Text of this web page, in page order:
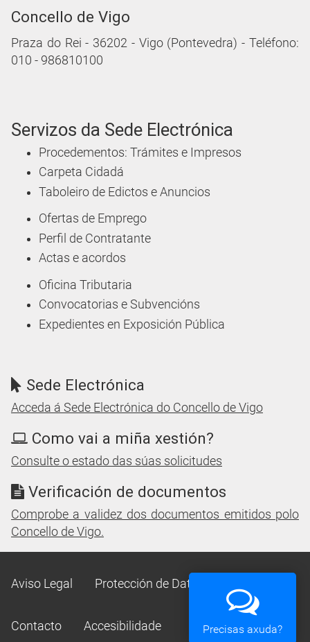
Concello de Vigo
Praza do Rei - 36202 - Vigo (Pontevedra) - Teléfono:
010 - 986810100
Servizos da Sede Electrónica
Procedementos: Trámites e Impresos
Carpeta Cidadá
Taboleiro de Edictos e Anuncios
Ofertas de Emprego
Perfil de Contratante
Actas e acordos
Oficina Tributaria
Convocatorias e Subvencións
Expedientes en Exposición Pública
Sede Electrónica
Acceda á Sede Electrónica do Concello de Vigo
Como vai a miña xestión?
Consulte o estado das súas solicitudes
Verificación de documentos
Comprobe a validez dos documentos emitidos polo
Concello de Vigo.
Aviso Legal Protección de Datos
Contacto Accesibilidade Precisas axuda?